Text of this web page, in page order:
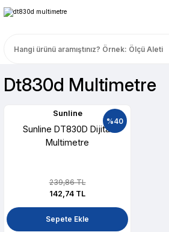
Dt830d Multimetre
%40
Sunline
Sunline DT830D Dijital
Multimetre
239,86 TL
142,74 TL
Sepete Ekle